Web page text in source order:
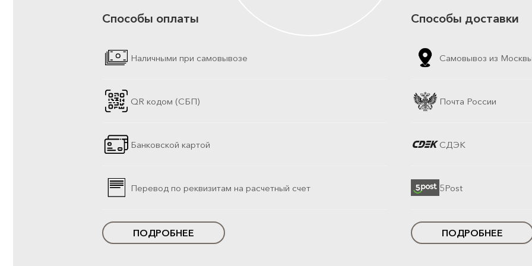
Способы оплаты
Наличными при самовывозе
QR кодом (СБП)
Банковской картой
Перевод по реквизитам на расчетный счет
ПОДРОБНЕЕ
Способы доставки
Самовывоз из
Почта России
СДЭК
5Post
ПОДРОБНЕЕ